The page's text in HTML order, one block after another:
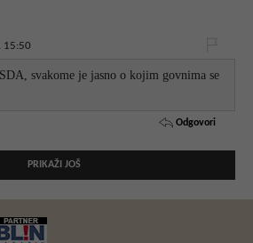
15:50
svakome je jasno o kojim govnima se
Odgovori
PRIKAŽI JOŠ